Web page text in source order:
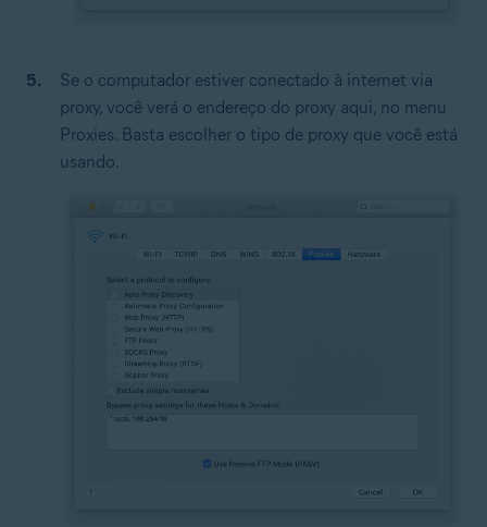
Se o computador estiver conectado à internet via
proxy, você verá o endereço do proxy aqui, no menu
Proxies. Basta escolher o tipo de proxy que você está
usando.